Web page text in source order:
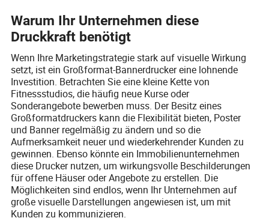
Warum Ihr Unternehmen diese
Druckkraft benötigt
Wenn Ihre Marketingstrategie stark auf visuelle Wirkung
setzt, ist ein Großformat-Bannerdrucker eine lohnende
Investition. Betrachten Sie eine kleine Kette von
Fitnessstudios, die häufig neue Kurse oder
Sonderangebote bewerben muss. Der Besitz eines
Großformatdruckers kann die Flexibilität bieten, Poster
und Banner regelmäßig zu ändern und so die
Aufmerksamkeit neuer und wiederkehrender Kunden zu
gewinnen. Ebenso könnte ein Immobilienunternehmen
diese Drucker nutzen, um wirkungsvolle Beschilderungen
für offene Häuser oder Angebote zu erstellen. Die
Möglichkeiten sind endlos, wenn Ihr Unternehmen auf
große visuelle Darstellungen angewiesen ist, um mit
Kunden zu kommunizieren.